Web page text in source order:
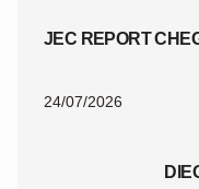
JEC REPORT
24/07/2026